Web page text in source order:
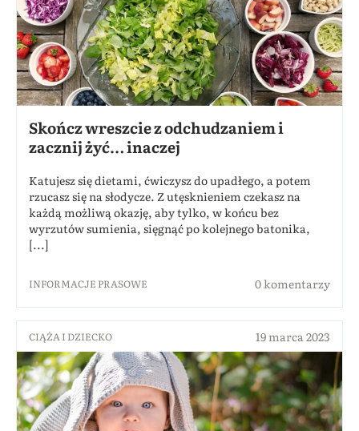
Skończ wreszcie z odchudzaniem i
zacznij żyć… inaczej
Katujesz się dietami, ćwiczysz do upadłego, a potem
rzucasz się na słodycze. Z utęsknieniem czekasz na
każdą możliwą okazję, aby tylko, w końcu bez
wyrzutów sumienia, sięgnąć po kolejnego batonika,
[...]
INFORMACJE PRASOWE 0 komentarzy
CIĄŻA I DZIECKO 19 marca 2023